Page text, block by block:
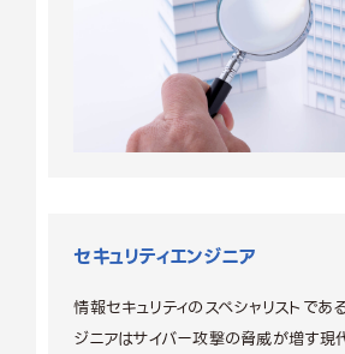
セキュリティエンジニア
情報セキュリティのスペシャリストであ
ジニアはサイバー攻撃の脅威が増す現